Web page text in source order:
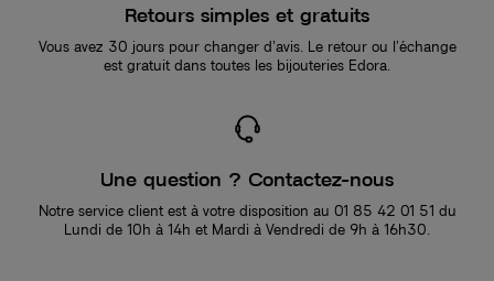
Retours simples et gratuits
Vous avez 30 jours pour changer d’avis. Le retour ou l’échange
est gratuit dans toutes les bijouteries Edora.
Une question ? Contactez-nous
Notre service client est à votre disposition au 01 85 42 01 51 du
Lundi de 10h à 14h et Mardi à Vendredi de 9h à 16h30.